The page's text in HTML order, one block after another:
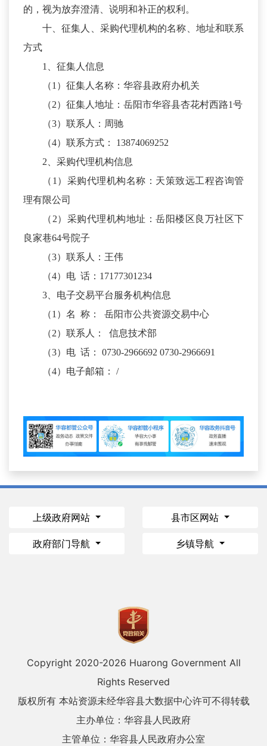
的，视为放弃澄清、说明和补正的权利。
十、征集人、采购代理机构的名称、地址和联系
方式
1、征集人信息
（1）征集人名称：华容县政府办机关
（2）征集人地址：岳阳市华容县杏花村西路1号
（3）联系人：周驰
（4）联系方式： 13874069252
2、采购代理机构信息
（1）采购代理机构名称：天策致远工程咨询管
理有限公司
（2）采购代理机构地址：岳阳楼区良万社区下
良家巷64号院子
（3）联系人：王伟
（4）电 话：17177301234
3、电子交易平台服务机构信息
（1）名 称： 岳阳市公共资源交易中心
（2）联系人： 信息技术部
（3）电 话： 0730-2966692 0730-2966691
（4）电子邮箱： /
上级政府网站 县市区网站
政府部门导航 乡镇导航
Copyright 2020-2026 Huarong Government All
Rights Reserved
版权所有 本站资源未经华容县大数据中心许可不得转载
主办单位：华容县人民政府
主管单位：华容县人民政府办公室